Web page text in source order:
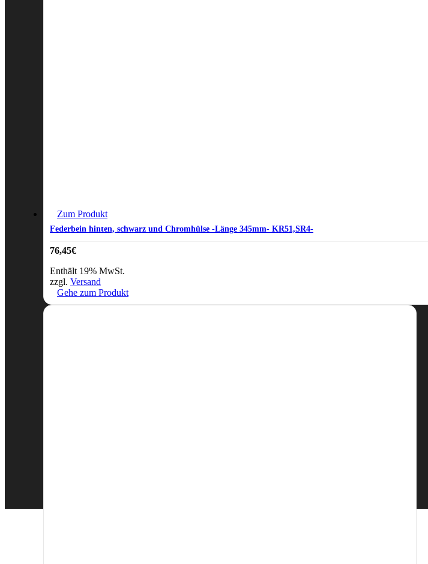
Zum Produkt
Federbein hinten, schwarz und Chromhülse -Länge 345mm- KR51,SR4-
76,45€
Enthält 19% MwSt.
zzgl. Versand
Gehe zum Produkt